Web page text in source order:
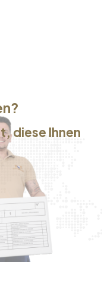
diese Ihnen